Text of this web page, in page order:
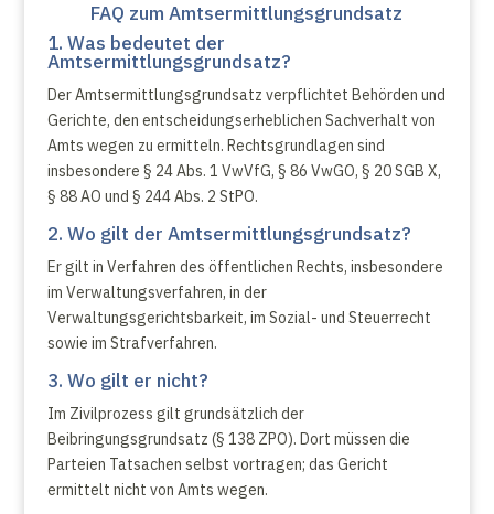
FAQ zum Amtsermittlungsgrundsatz
1. Was bedeutet der
Amtsermittlungsgrundsatz?
Der Amtsermittlungsgrundsatz verpflichtet Behörden und
Gerichte, den entscheidungserheblichen Sachverhalt von
Amts wegen zu ermitteln. Rechtsgrundlagen sind
insbesondere § 24 Abs. 1 VwVfG, § 86 VwGO, § 20 SGB X,
§ 88 AO und § 244 Abs. 2 StPO.
2. Wo gilt der Amtsermittlungsgrundsatz?
Er gilt in Verfahren des öffentlichen Rechts, insbesondere
im Verwaltungsverfahren, in der
Verwaltungsgerichtsbarkeit, im Sozial- und Steuerrecht
sowie im Strafverfahren.
3. Wo gilt er nicht?
Im Zivilprozess gilt grundsätzlich der
Beibringungsgrundsatz (§ 138 ZPO). Dort müssen die
Parteien Tatsachen selbst vortragen; das Gericht
ermittelt nicht von Amts wegen.